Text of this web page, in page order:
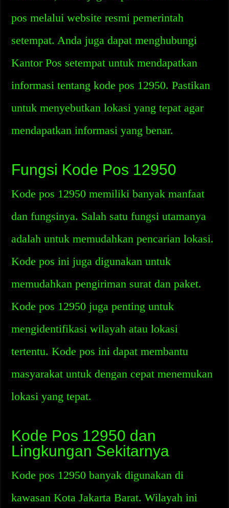
pos melalui website resmi pemerintah
setempat. Anda juga dapat menghubungi
Kantor Pos setempat untuk mendapatkan
informasi tentang kode pos 12950. Pastikan
untuk menyebutkan lokasi yang tepat agar
mendapatkan informasi yang benar.
Fungsi Kode Pos 12950
Kode pos 12950 memiliki banyak manfaat
dan fungsinya. Salah satu fungsi utamanya
adalah untuk memudahkan pencarian lokasi.
Kode pos ini juga digunakan untuk
memudahkan pengiriman surat dan paket.
Kode pos 12950 juga penting untuk
mengidentifikasi wilayah atau lokasi
tertentu. Kode pos ini dapat membantu
masyarakat untuk dengan cepat menemukan
lokasi yang tepat.
Kode Pos 12950 dan
Lingkungan Sekitarnya
Kode pos 12950 banyak digunakan di
kawasan Kota Jakarta Barat. Wilayah ini